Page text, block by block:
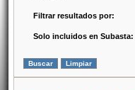
Filtrar resultados por:
Solo incluidos en Subasta: